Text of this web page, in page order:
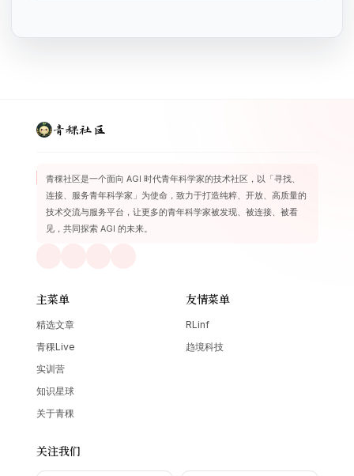
青稞社区
青稞社区是一个面向 AGI 时代青年科学家的技术社区，以「寻找、
连接、服务青年科学家」为使命，致力于打造纯粹、开放、高质量的
技术交流与服务平台，让更多的青年科学家被发现、被连接、被看
见，共同探索 AGI 的未来。
主菜单
精选文章
青稞Live
实训营
知识星球
关于青稞
友情菜单
RLinf
趋境科技
关注我们